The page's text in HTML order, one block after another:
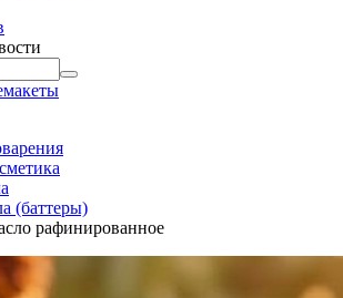
макеты
(баттеры)
рафинированное